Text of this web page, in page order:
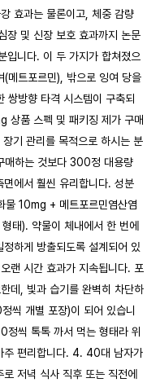
효과는 물론이고, 체중 감량
장 및 신장 보호 효과까지 논문
입니다. 이 두 가지가 합쳐졌으
메트포르민), 밖으로 잉여 당을
쌍방향 타격 시스템이 구축되
품 스펙 및 패키징 제가 구매
기 관리를 목적으로 하시는 분
매하는 것보다 300정 대용량
에서 훨씬 유리합니다. 성분
물 10mg + 메트포르민염산염
태). 약물이 체내에서 한 번에
하게 방출되도록 설계되어 있
랜 시간 효과가 지속됩니다. 포
데, 빛과 습기를 완벽히 차단하
씩 개별 포장)이 되어 있습니
씩 톡톡 까서 먹는 형태라 위
주 편리합니다. 4. 40대 남자가
저녁 식사 직후 또는 직전에